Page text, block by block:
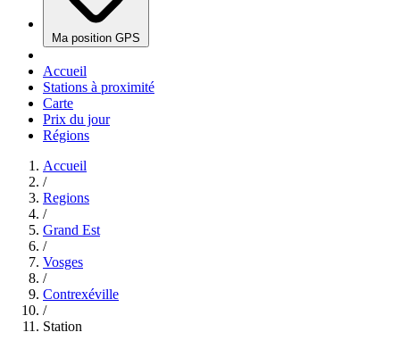
Ma position GPS
Accueil
Stations à proximité
Carte
Prix du jour
Régions
Accueil
/
Regions
/
Grand Est
/
Vosges
/
Contrexéville
/
Station